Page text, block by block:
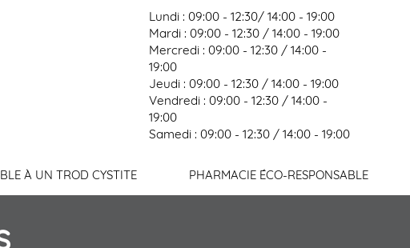
Lundi : 09:00 - 12:30/ 14:00 - 19:00
Mardi : 09:00 - 12:30 / 14:00 - 19:00
Mercredi : 09:00 - 12:30 / 14:00 -
19:00
Jeudi : 09:00 - 12:30 / 14:00 - 19:00
Vendredi : 09:00 - 12:30 / 14:00 -
19:00
Samedi : 09:00 - 12:30 / 14:00 - 19:00
À UN TROD CYSTITE PHARMACIE ÉCO-RESPONSABLE